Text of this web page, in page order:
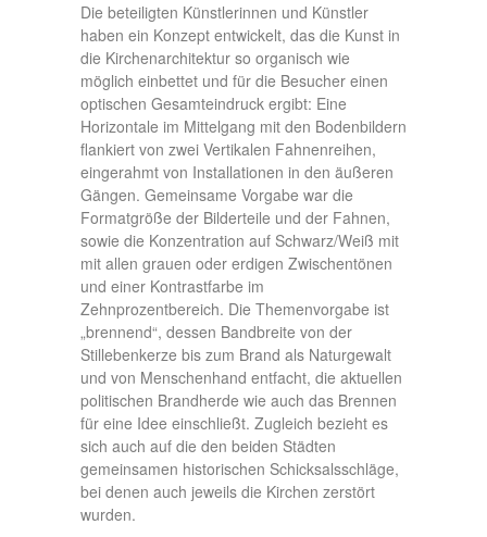
Die beteiligten Künstlerinnen und Künstler
haben ein Konzept entwickelt, das die Kunst in
die Kirchenarchitektur so organisch wie
möglich einbettet und für die Besucher einen
optischen Gesamteindruck ergibt: Eine
Horizontale im Mittelgang mit den Bodenbildern
flankiert von zwei Vertikalen Fahnenreihen,
eingerahmt von Installationen in den äußeren
Gängen. Gemeinsame Vorgabe war die
Formatgröße der Bilderteile und der Fahnen,
sowie die Konzentration auf Schwarz/Weiß mit
mit allen grauen oder erdigen Zwischentönen
und einer Kontrastfarbe im
Zehnprozentbereich. Die Themenvorgabe ist
„brennend“, dessen Bandbreite von der
Stillebenkerze bis zum Brand als Naturgewalt
und von Menschenhand entfacht, die aktuellen
politischen Brandherde wie auch das Brennen
für eine Idee einschließt. Zugleich bezieht es
sich auch auf die den beiden Städten
gemeinsamen historischen Schicksalsschläge,
bei denen auch jeweils die Kirchen zerstört
wurden.